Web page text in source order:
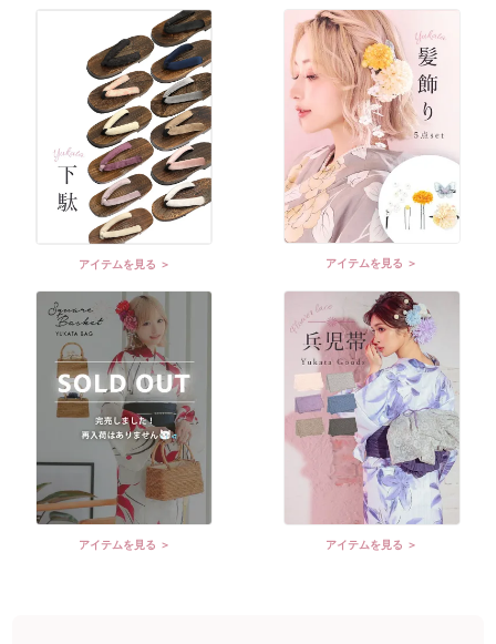
アイテムを見る ＞ アイテムを見る ＞
アイテムを見る ＞ アイテムを見る ＞